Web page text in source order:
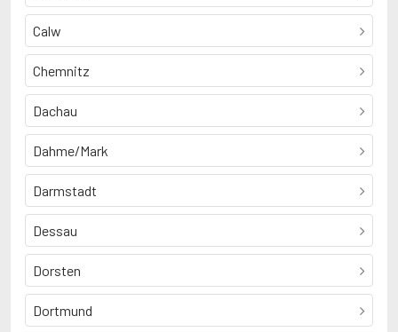
Calw
Chemnitz
Dachau
Dahme/Mark
Darmstadt
Dessau
Dorsten
Dortmund